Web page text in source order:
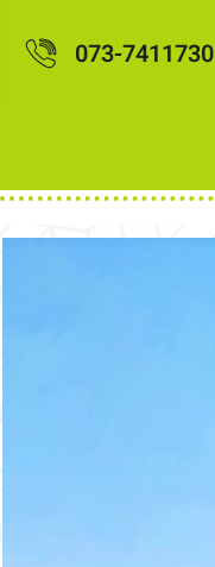
073-7411730